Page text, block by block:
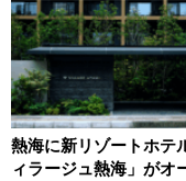
熱海に新リゾートホテ
ィラージュ熱海」がオ